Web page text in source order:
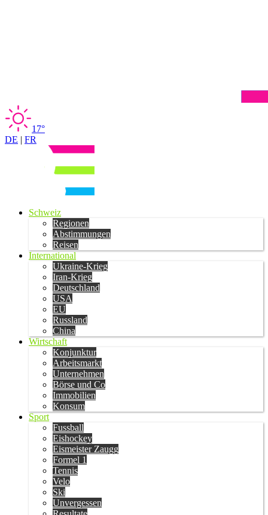
17°
DE | FR
Schweiz
Regionen
Abstimmungen
Reisen
International
Ukraine-Krieg
Iran-Krieg
Deutschland
USA
EU
Russland
China
Wirtschaft
Konjunktur
Arbeitsmarkt
Unternehmen
Börse und Co
Immobilien
Konsum
Sport
Fussball
Eishockey
Eismeister Zaugg
Formel 1
Tennis
Velo
Ski
Unvergessen